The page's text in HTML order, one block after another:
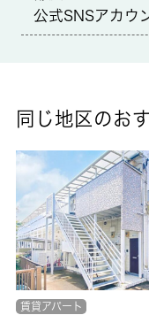
ら、当社にお任せくだ
公式SNSアカウ
同じ地区のお
賃貸アパート